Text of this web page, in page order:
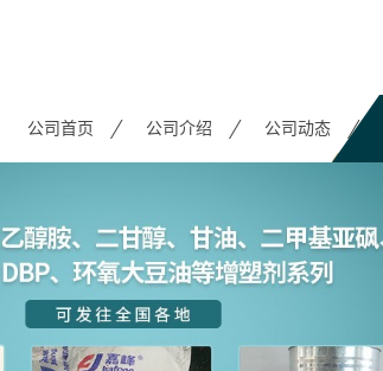
公司首页 公司介绍 公司动态